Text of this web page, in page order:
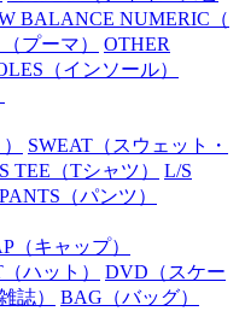
BALANCE NUMERIC （
（プーマ）
OTHER
（インソール）
SWEAT （スウェット・
TEE （Tシャツ）
L/S
PANTS （パンツ）
（キャップ）
（ハット） DVD （スケー
誌） BAG （バッグ）